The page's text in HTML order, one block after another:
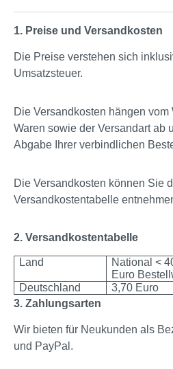
1. Preise und Versandkosten
Die Preise verstehen sich
Umsatzsteuer.
Die Versandkosten hängen vom
Waren sowie der Versandart ab
Abgabe Ihrer verbindlichen
Die Versandkosten können Sie
Versandkostentabelle
2. Versandkostentabelle
Land
National <
Euro
Deutschland
3,70 Euro
3. Zahlungsarten
Wir bieten für Neukunden als
und PayPal.